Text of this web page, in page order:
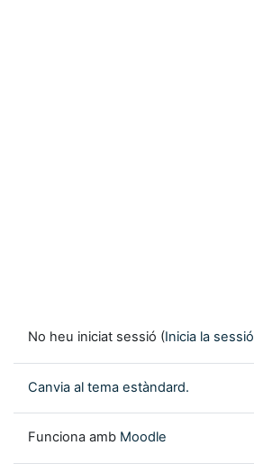
No heu iniciat sessió (Inicia la sessió
Canvia al tema estàndard.
Funciona amb Moodle